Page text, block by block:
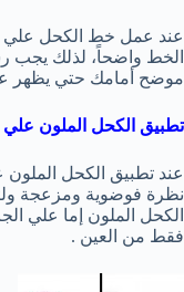
عند عمل خط الكحل علي
الخط واضحاً، لذلك يجب
موضح أمامك حتي يظهر
تطبيق الكحل الملون
عند تطبيق الكحل
نظرة فوضوية ومزعجة
الكحل الملون إما علي
فقط من العين .